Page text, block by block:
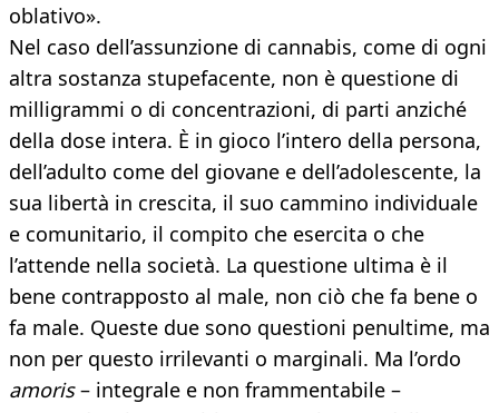
oblativo».
Nel caso dell’assunzione di cannabis, come di ogni
altra sostanza stupefacente, non è questione di
milligrammi o di concentrazioni, di parti anziché
della dose intera. È in gioco l’intero della persona,
dell’adulto come del giovane e dell’adolescente, la
sua libertà in crescita, il suo cammino individuale
e comunitario, il compito che esercita o che
l’attende nella società. La questione ultima è il
bene contrapposto al male, non ciò che fa bene o
fa male. Queste due sono questioni penultime, ma
non per questo irrilevanti o marginali. Ma l’ordo
amoris– integrale e non frammentabile –